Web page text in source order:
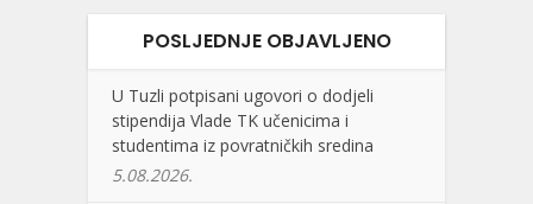
POSLJEDNJE OBJAVLJENO
U Tuzli potpisani ugovori o dodjeli
stipendija Vlade TK učenicima i
studentima iz povratničkih sredina
5.08.2026.